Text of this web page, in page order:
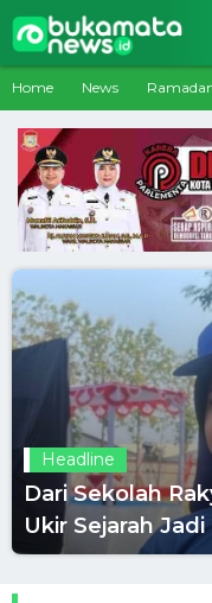
Home News
Headline
Dari Sekolah
Ukir Sejarah